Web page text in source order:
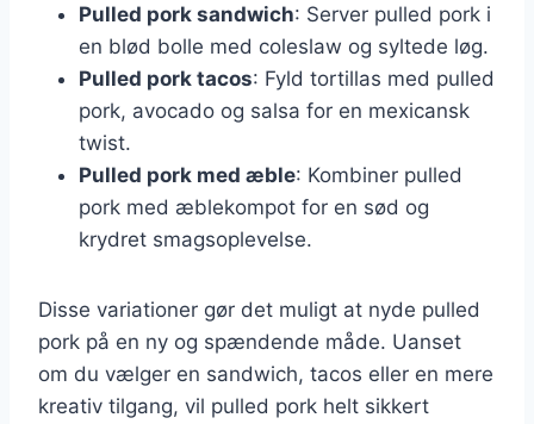
Pulled pork sandwich: Server pulled pork i
en blød bolle med coleslaw og syltede løg.
Pulled pork tacos: Fyld tortillas med pulled
pork, avocado og salsa for en mexicansk
twist.
Pulled pork med æble: Kombiner pulled
pork med æblekompot for en sød og
krydret smagsoplevelse.
Disse variationer gør det muligt at nyde pulled
pork på en ny og spændende måde. Uanset
om du vælger en sandwich, tacos eller en mere
kreativ tilgang, vil pulled pork helt sikkert